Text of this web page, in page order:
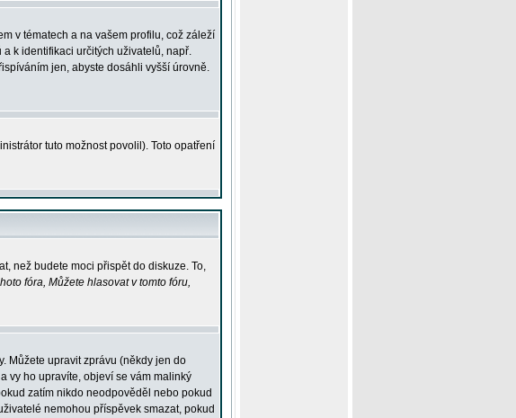
v tématech a na vašem profilu, což záleží
k identifikaci určitých uživatelů, např.
jen, abyste dosáhli vyšší úrovně.
tuto možnost povolil). Toto opatření
než budete moci přispět do diskuze. To,
fóra, Můžete hlasovat v tomto fóru,
Můžete upravit zprávu (někdy jen do
vy ho upravíte, objeví se vám malinký
zatím nikdo neodpověděl nebo pokud
nemohou příspěvek smazat, pokud